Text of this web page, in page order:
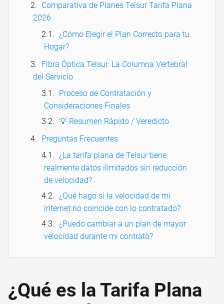
Comparativa de Planes Telsur Tarifa Plana
2026
¿Cómo Elegir el Plan Correcto para tu
Hogar?
Fibra Óptica Telsur: La Columna Vertebral
del Servicio
Proceso de Contratación y
Consideraciones Finales
💡 Resumen Rápido / Veredicto
Preguntas Frecuentes
¿La tarifa plana de Telsur tiene
realmente datos ilimitados sin reducción
de velocidad?
¿Qué hago si la velocidad de mi
internet no coincide con lo contratado?
¿Puedo cambiar a un plan de mayor
velocidad durante mi contrato?
¿Qué es la Tarifa Plana